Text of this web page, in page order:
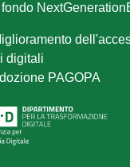
digitali
PAGOPA